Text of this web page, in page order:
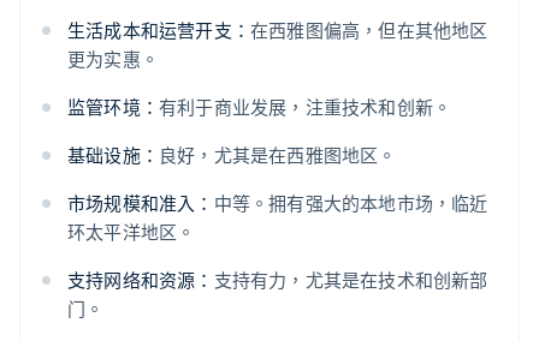
生活成本和运营开支： 在西雅图偏高，但在其他地区
更为实惠。
监管环境： 有利于商业发展，注重技术和创新。
基础设施： 良好，尤其是在西雅图地区。
市场规模和准入： 中等。拥有强大的本地市场，临近
环太平洋地区。
支持网络和资源： 支持有力，尤其是在技术和创新部
门。